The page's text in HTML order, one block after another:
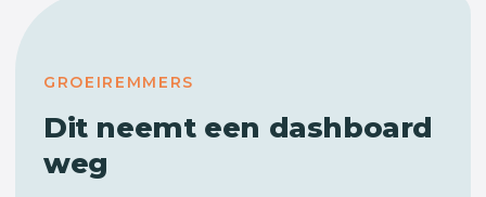
GROEIREMMERS
Dit neemt een dashboard
weg